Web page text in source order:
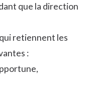
que la direction
retiennent les
: